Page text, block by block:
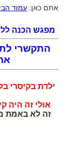
אתם כאן:עמוד
מפגש הכנה
התקשרי
ילדת בקיסרי
אולי זה היה
זה לא באמת
המדריך